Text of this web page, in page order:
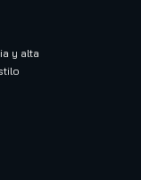
y alta